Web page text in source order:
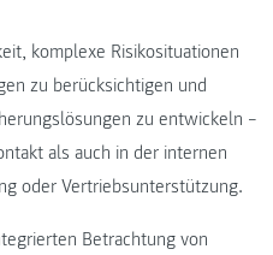
komplexe Risikosituationen
zu berücksichtigen und
zu entwickeln –
als auch in der internen
oder Vertriebsunterstützung.
Betrachtung von